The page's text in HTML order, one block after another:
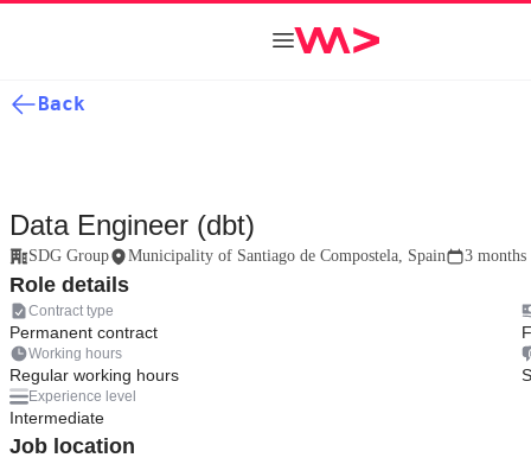
Back
Data Engineer (dbt)
SDG Group Municipality of Santiago de Compostela, Spain 3 months
Role details
Contract type
Permanent contract
Working hours
Regular working hours
Experience level
Intermediate
Job location